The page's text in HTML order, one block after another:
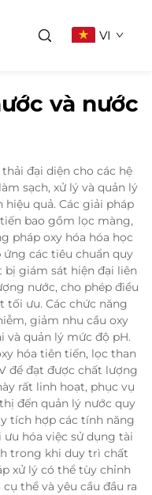
VI
và nước
đại diện cho các hệ
sạch, xử lý và quản lý
quả. Các giải pháp
bao gồm lọc màng,
pháp oxy hóa hóa học
các tiêu chuẩn quy
giám sát hiện đại liên
nước, cho phép điều
tối ưu. Các chức năng
giảm nhu cầu oxy
và quản lý mức độ pH.
hóa tiên tiến, lọc than
để đạt được chất lượng
rất linh hoạt, phục vụ
đến quản lý nước quy
tích hợp các tính năng
hóa việc sử dụng tài
trong khi duy trì chất
xử lý có thể tùy chỉnh
thể và yêu cầu đầu ra